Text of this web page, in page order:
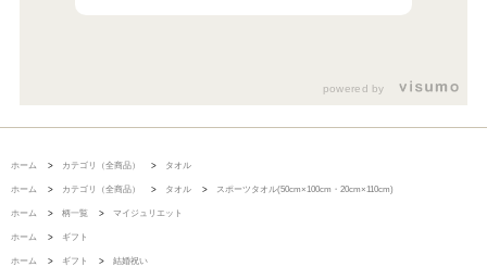
powered by
ホーム > カテゴリ（全商品） > タオル
ホーム > カテゴリ（全商品） > タオル > スポーツタオル(50cm×100cm・20cm×110cm)
ホーム > 柄一覧 > マイジュリエット
ホーム > ギフト
ホーム > ギフト > 結婚祝い